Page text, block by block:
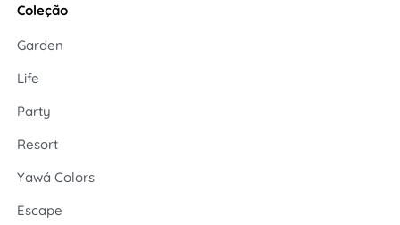
Coleção
Garden
Life
Party
Resort
Yawá Colors
Escape